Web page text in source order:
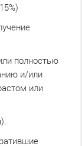
полностью
и/или
или